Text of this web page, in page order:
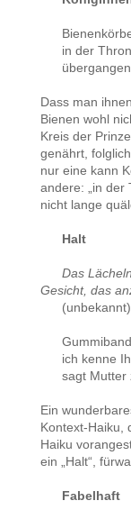
in der
übergangen
Dass man
Bienen wohl
Kreis der
genährt,
nur eine kann
andere: „in der
nicht lange
Halt
Das
Gesicht, das
(unbekannt)
Gummiband
ich kenne
sagt Mutter
Ein
Kontext-Haiku,
Haiku
ein „Halt“,
Fabelhaft